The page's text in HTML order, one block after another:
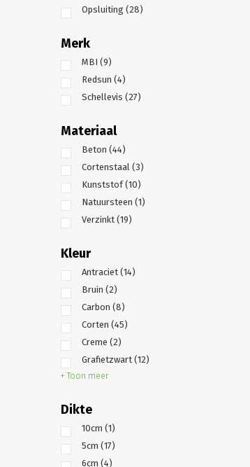
Opsluiting (28)
Merk
MBI (9)
Redsun (4)
Schellevis (27)
Materiaal
Beton (44)
Cortenstaal (3)
Kunststof(10)
Natuursteen (1)
Verzinkt (19)
Kleur
Antraciet (14)
Bruin (2)
Carbon (8)
Corten (45)
Creme (2)
Grafietzwart (12)
+ Toon meer
Dikte
10cm (1)
5cm (17)
6cm (4)